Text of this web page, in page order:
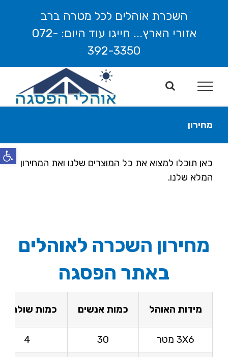
פתח
השכרת אוהלים לכל מטרה ברב
אזורי הארץ... חייגו עוד היום: 072-
392-3350
מחירון
כאן תוכלו למצוא את כל המוצרים שלנו ואת המחירון
המלא שלנו.
מחירון השכרה לאוהלים
באתר הפסגה
מידות האוהל כמות אנשים כמות
3X6 מטר 30
4